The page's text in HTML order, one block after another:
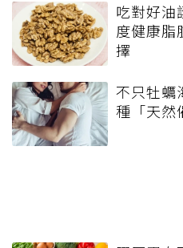
吃對好油
度健康脂
擇
不只牡蠣
種「天然